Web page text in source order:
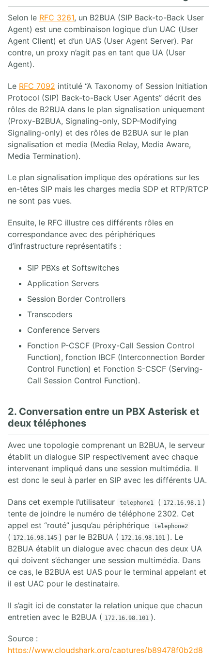
2. CAPTURE ET ANALYSE DE PAQUETS AVEC WIRESHARK
1. Analyseurs de paquets
2. Analyse de paquets
3. Placement de l'analyseur de paquet
5. Menus de Wireshark
6. Capture de paquets
7. Travailler avec des captures Wireshark
9. Analyse VoIP Wireshark
10. Wireshark en ligne de commande
1. Architecture SIP
2. Aperçu des opérations SIP
3. INVITE SIP UAC/UAS
5. SDP
6. Enregistrement REGISTER
7. Proxy SIP UDP
9. Flux SIP Trapéziodal
11. Sécurité SIP
12. RFCs SIP
4. ASTERISK PBX
1. Solution FreePBX
2. Asterisk Core PABX
3. Asterisk Base
4. Asterisk Intermédiaire
Selon le RFC 3261, un B2BUA (SIP Back-to-Back User
Agent) est une combinaison logique d’un UAC (User
Agent Client) et d’un UAS (User Agent Server). Par
contre, un proxy n’agit pas en tant que UA (User
Agent).
Le RFC 7092 intitulé “A Taxonomy of Session Initiation
Protocol (SIP) Back-to-Back User Agents” décrit des
rôles de B2BUA dans le plan signalisation uniquement
(Proxy-B2BUA, Signaling-only, SDP-Modifying
Signaling-only) et des rôles de B2BUA sur le plan
signalisation et media (Media Relay, Media Aware,
Media Termination).
Le plan signalisation implique des opérations sur les
en-têtes SIP mais les charges media SDP et RTP/RTCP
ne sont pas vues.
Ensuite, le RFC illustre ces différents rôles en
correspondance avec des périphériques
d’infrastructure représentatifs :
SIP PBXs et Softswitches
Application Servers
Session Border Controllers
Transcoders
Conference Servers
Fonction P-CSCF (Proxy-Call Session Control
Function), fonction IBCF (Interconnection Border
Control Function) et Fonction S-CSCF (Serving-
Call Session Control Function).
2. Conversation entre un PBX Asterisk et
deux téléphones
Avec une topologie comprenant un B2BUA, le serveur
établit un dialogue SIP respectivement avec chaque
intervenant impliqué dans une session multimédia. Il
est donc le seul à parler en SIP avec les différents UA.
Dans cet exemple l’utilisateur telephone1 ( 172.16.98.1 )
tente de joindre le numéro de téléphone 2302. Cet
appel est “routé” jusqu’au périphérique
telephone2
( 172.16.98.145 ) par le B2BUA ( 172.16.98.101 ). Le
B2BUA établit un dialogue avec chacun des deux UA
qui doivent s’échanger une session multimédia. Dans
ce cas, le B2BUA est UAS pour le terminal appelant et
il est UAC pour le destinataire.
Il s’agit ici de constater la relation unique que chacun
entretien avec le B2BUA ( 172.16.98.101 ).
Source :
https://www.cloudshark.org/captures/b89478f0b2d8